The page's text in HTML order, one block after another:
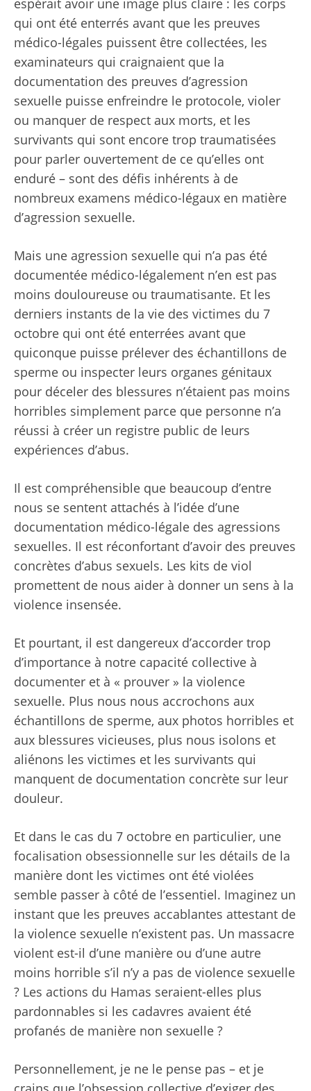
espérait avoir une image plus claire : les corps
qui ont été enterrés avant que les preuves
médico-légales puissent être collectées, les
examinateurs qui craignaient que la
documentation des preuves d’agression
sexuelle puisse enfreindre le protocole, violer
ou manquer de respect aux morts, et les
survivants qui sont encore trop traumatisées
pour parler ouvertement de ce qu’elles ont
enduré – sont des défis inhérents à de
nombreux examens médico-légaux en matière
d’agression sexuelle.
Mais une agression sexuelle qui n’a pas été
documentée médico-légalement n’en est pas
moins douloureuse ou traumatisante. Et les
derniers instants de la vie des victimes du 7
octobre qui ont été enterrées avant que
quiconque puisse prélever des échantillons de
sperme ou inspecter leurs organes génitaux
pour déceler des blessures n’étaient pas moins
horribles simplement parce que personne n’a
réussi à créer un registre public de leurs
expériences d’abus.
Il est compréhensible que beaucoup d’entre
nous se sentent attachés à l’idée d’une
documentation médico-légale des agressions
sexuelles. Il est réconfortant d’avoir des preuves
concrètes d’abus sexuels. Les kits de viol
promettent de nous aider à donner un sens à la
violence insensée.
Et pourtant, il est dangereux d’accorder trop
d’importance à notre capacité collective à
documenter et à « prouver » la violence
sexuelle. Plus nous nous accrochons aux
échantillons de sperme, aux photos horribles et
aux blessures vicieuses, plus nous isolons et
aliénons les victimes et les survivants qui
manquent de documentation concrète sur leur
douleur.
Et dans le cas du 7 octobre en particulier, une
focalisation obsessionnelle sur les détails de la
manière dont les victimes ont été violées
semble passer à côté de l’essentiel. Imaginez un
instant que les preuves accablantes attestant de
la violence sexuelle n’existent pas. Un massacre
violent est-il d’une manière ou d’une autre
moins horrible s’il n’y a pas de violence sexuelle
? Les actions du Hamas seraient-elles plus
pardonnables si les cadavres avaient été
profanés de manière non sexuelle ?
Personnellement, je ne le pense pas – et je